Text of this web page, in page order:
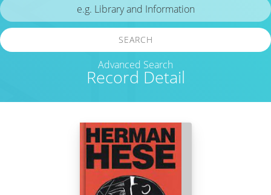
Record Detail
SEARCH
Advanced Search